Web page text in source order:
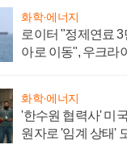
화학·에너지
로이터 "정제연료 3
아로 이동", 우크라
화학·에너지
'한수원 협력사' 미
원자로 '임계 상태'